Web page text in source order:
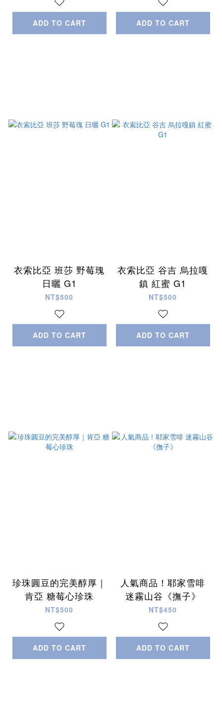
ADD TO CART ADD TO CART
衣索比亞 班莎 野莓瑰
日曬 G1
NT$500
ADD TO CART
衣索比亞 谷吉 烏拉嘎
鎮 紅蜜 G1
NT$500
ADD TO CART
珍珠圓豆的完美醇厚｜
肯亞 糖莓心珍珠
NT$500
ADD TO CART
人氣商品！耶家雪啡
迷霧山谷《撫子》
NT$450
ADD TO CART